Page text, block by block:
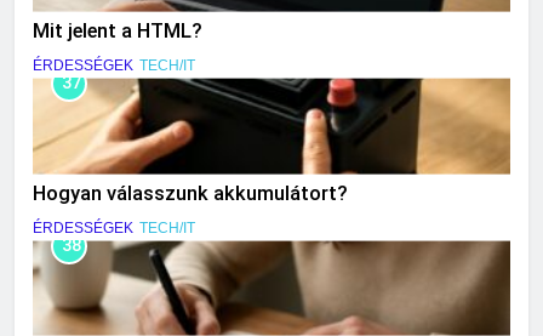
Mit jelent a HTML?
ÉRDESSÉGEK TECH/IT
37
Hogyan válasszunk akkumulátort?
ÉRDESSÉGEK TECH/IT
38